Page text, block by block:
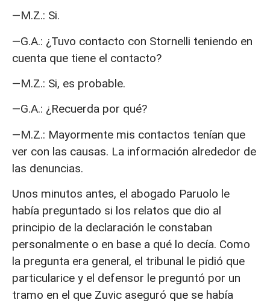
—M.Z.: Si.
—G.A.: ¿Tuvo contacto con Stornelli teniendo en
cuenta que tiene el contacto?
—M.Z.: Si, es probable.
—G.A.: ¿Recuerda por qué?
—M.Z.: Mayormente mis contactos tenían que
ver con las causas. La información alrededor de
las denuncias.
Unos minutos antes, el abogado Paruolo le
había preguntado si los relatos que dio al
principio de la declaración le constaban
personalmente o en base a qué lo decía. Como
la pregunta era general, el tribunal le pidió que
particularice y el defensor le preguntó por un
tramo en el que Zuvic aseguró que se había